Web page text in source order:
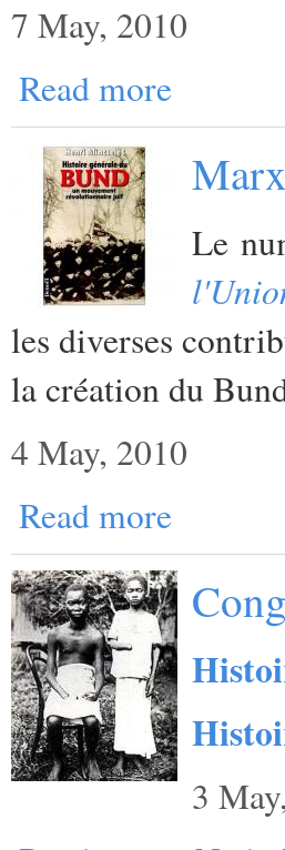
7 May, 2010
Read more
Le
les diverses
la création du
4 May, 2010
Read more
3